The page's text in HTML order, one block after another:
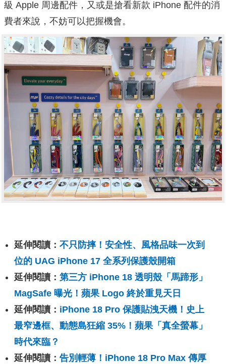
級 Apple 周邊配件，又或是搶看新款 iPhone 配件的消
費者來說，不妨可以把握機會。
延伸閱讀： 不只防摔！安全性、風格品味一次到
位的 UAG iPhone 17 全系列保護殼開箱
延伸閱讀： 第三方 iPhone 18 透明殼「馬蹄形」
MagSafe 曝光！蘋果 Logo 終於重見天日
延伸閱讀： iPhone 18 Pro 保護貼洩天機！史上
最窄邊框、動態島狂縮 35%！蘋果「真全螢幕」
時代來臨？
延伸閱讀： 告別輕薄！iPhone 18 Pro Max 傳厚